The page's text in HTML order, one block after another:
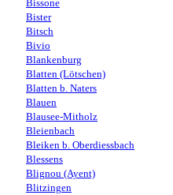
Bissone
Bister
Bitsch
Bivio
Blankenburg
Blatten (Lötschen)
Blatten b. Naters
Blauen
Blausee-Mitholz
Bleienbach
Bleiken b. Oberdiessbach
Blessens
Blignou (Ayent)
Blitzingen